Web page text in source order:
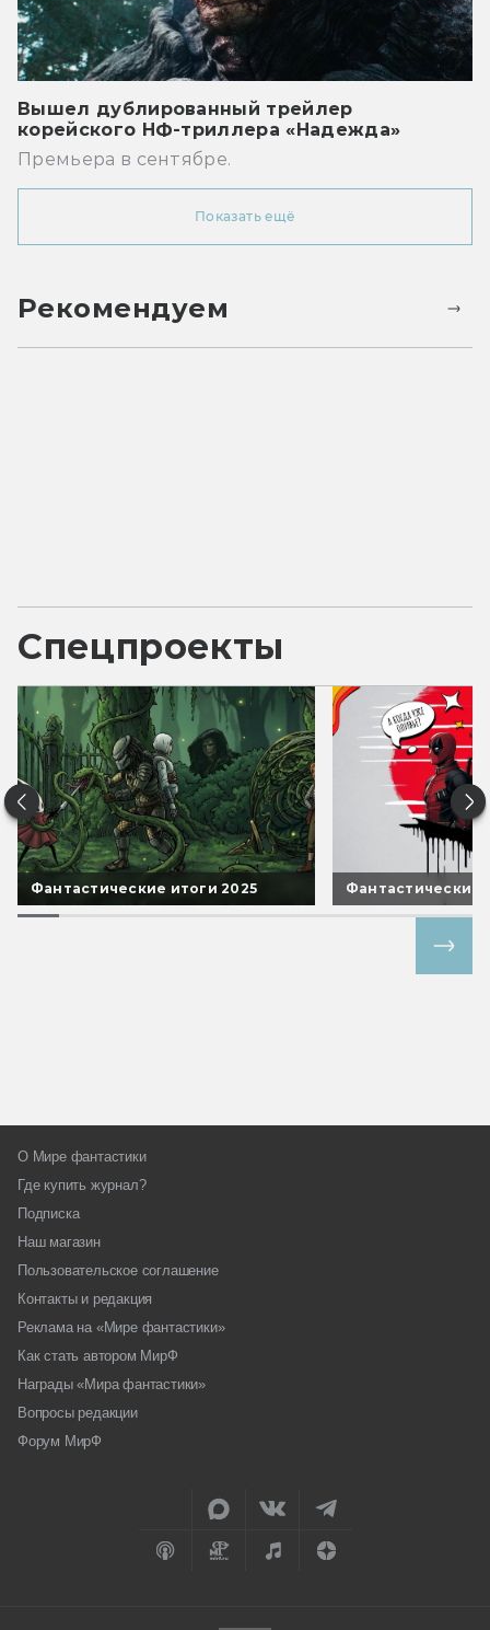
Вышел дублированный трейлер
корейского НФ-триллера «Надежда»
Премьера в сентябре.
Показать ещё
Рекомендуем
Спецпроекты
Фантастические итоги 2025 Фантастические
О Мире фантастики
Где купить журнал?
Подписка
Наш магазин
Пользовательское соглашение
Контакты и редакция
Реклама на «Мире фантастики»
Как стать автором МирФ
Награды «Мира фантастики»
Вопросы редакции
Форум МирФ